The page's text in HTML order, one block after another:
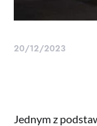
20/12/2023
Jednym z